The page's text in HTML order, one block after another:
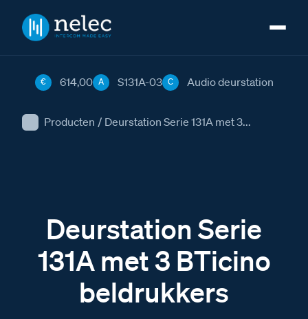
Producten / Deurstation Serie 131A met 3...
€ 614,00 A S131A-03 C Audio deurstation
Deurstation Serie
131A met 3 BTicino
beldrukkers